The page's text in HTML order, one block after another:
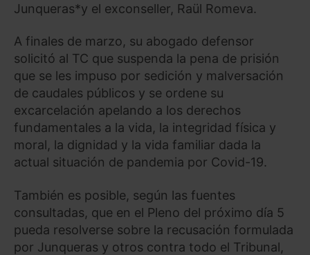
Junqueras*y el exconseller, Raül Romeva.
A finales de marzo, su abogado defensor
solicitó al TC que suspenda la pena de prisión
que se les impuso por sedición y malversación
de caudales públicos y se ordene su
excarcelación apelando a los derechos
fundamentales a la vida, la integridad física y
moral, la dignidad y la vida familiar dada la
actual situación de pandemia por Covid-19.
También es posible, según las fuentes
consultadas, que en el Pleno del próximo día 5
pueda resolverse sobre la recusación formulada
por Junqueras y otros contra todo el Tribunal,